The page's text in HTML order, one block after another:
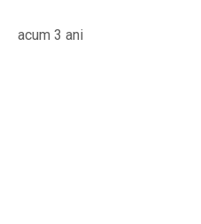
acum 3 ani